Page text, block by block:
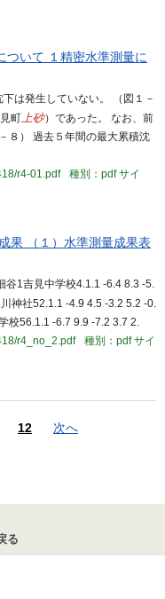
ついて １精密水準測量に
は発生していない。 （図１－
町上砂）であった。 なお、前
８） 過去５年間の最大累積沈
r4-01.pdf
種別：pdfサイ
果 （１）水準測量成果表
谷1吉見中学校4.1.1 -6.4 8.3 -5.
神社52.1.1 -4.9 4.5 -3.2 5.2 -0.
校56.1.1 -6.7 9.9 -7.2 3.7 2.
r4_no_2.pdf
種別：pdfサイ
12 次へ
る